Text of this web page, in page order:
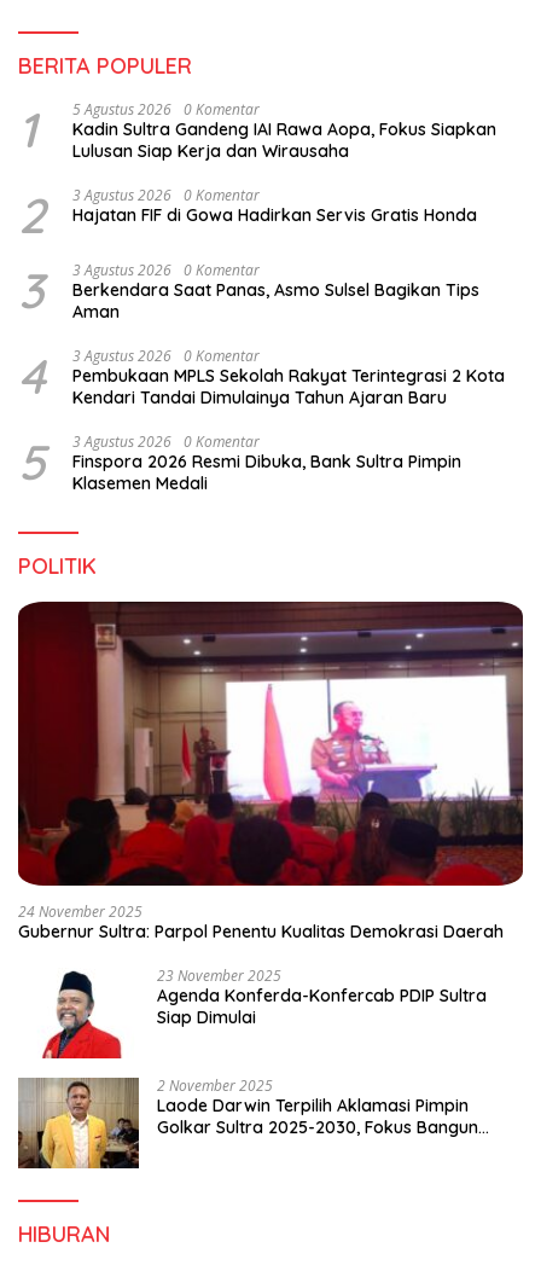
BERITA POPULER
1 5 Agustus 2026 0 Komentar
Kadin Sultra Gandeng IAI Rawa Aopa, Fokus Siapkan
Lulusan Siap Kerja dan Wirausaha
2 3 Agustus 2026 0 Komentar
Hajatan FIF di Gowa Hadirkan Servis Gratis Honda
3 3 Agustus 2026 0 Komentar
Berkendara Saat Panas, Asmo Sulsel Bagikan Tips
Aman
4 3 Agustus 2026 0 Komentar
Pembukaan MPLS Sekolah Rakyat Terintegrasi 2 Kota
Kendari Tandai Dimulainya Tahun Ajaran Baru
5 3 Agustus 2026 0 Komentar
Finspora 2026 Resmi Dibuka, Bank Sultra Pimpin
Klasemen Medali
POLITIK
24 November 2025
Gubernur Sultra: Parpol Penentu Kualitas Demokrasi Daerah
23 November 2025
Agenda Konferda-Konfercab PDIP Sultra
Siap Dimulai
2 November 2025
Laode Darwin Terpilih Aklamasi Pimpin
Golkar Sultra 2025-2030, Fokus Bangun
HIBURAN